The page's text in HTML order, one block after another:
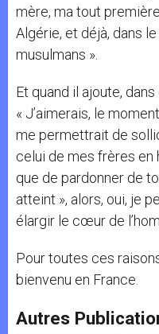
mère, ma tout
Algérie, et déjà, dans
musulmans ».
Et quand il ajoute,
« J’aimerais, le
me permettrait de
celui de mes frères en
que de pardonner de
atteint », alors, oui, je
élargir le cœur de
Pour toutes ces
bienvenu en France.
Autres